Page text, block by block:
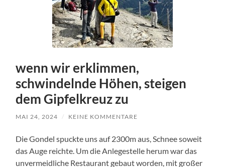
wenn wir erklimmen,
schwindelnde Höhen, steigen
dem Gipfelkreuz zu
MAI 24, 2024 / KEINE KOMMENTARE
Die Gondel spuckte uns auf 2300m aus, Schnee soweit
das Auge reichte. Um die Anlegestelle herum war das
unvermeidliche Restaurant gebaut worden, mit großer